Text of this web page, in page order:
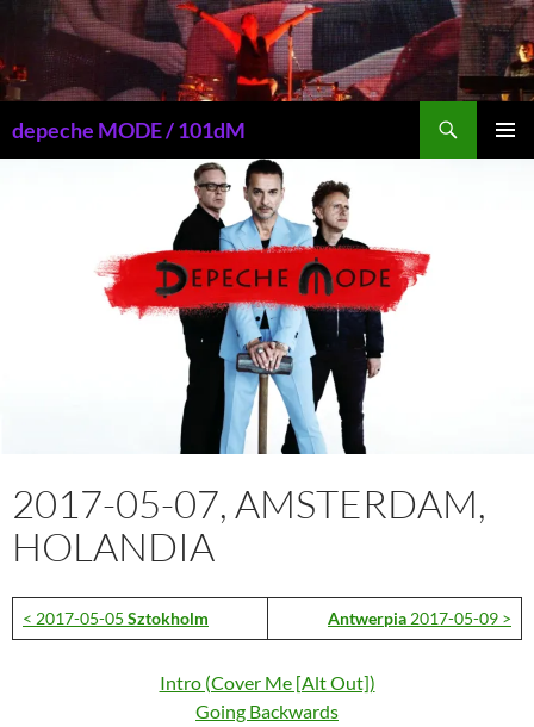
Przejdź
treści
depeche MODE / 101dM
2017-05-07, AMSTERDAM,
HOLANDIA
< 2017-05-05 Sztokholm Antwerpia 2017-05-09 >
Intro (Cover Me [Alt Out])
Going Backwards